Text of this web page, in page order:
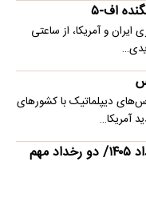
اف-۵
ایران و آمریکا، از ساعتی
دیپلماتیک با کشورهای
آمریکا…
تحلیل قیمت طلا در هفته میانی مرداد ۱۴۰۵/ دو رخداد مهم